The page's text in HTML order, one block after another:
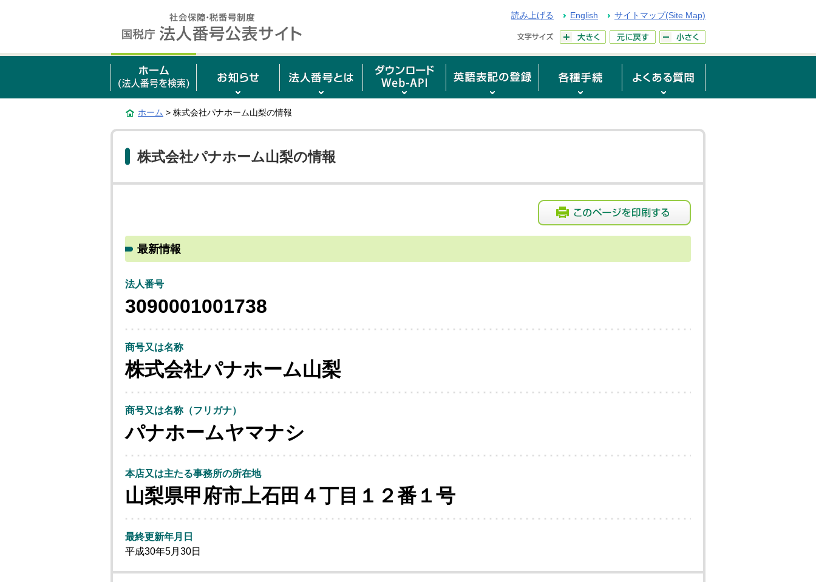
読み上げる English サイトマップ(Site Map)
ホーム > 株式会社パナホーム山梨の情報
株式会社パナホーム山梨の情報
最新情報
法人番号
3090001001738
商号又は名称
株式会社パナホーム山梨
商号又は名称（フリガナ）
パナホームヤマナシ
本店又は主たる事務所の所在地
山梨県甲府市上石田４丁目１２番１号
最終更新年月日
平成30年5月30日